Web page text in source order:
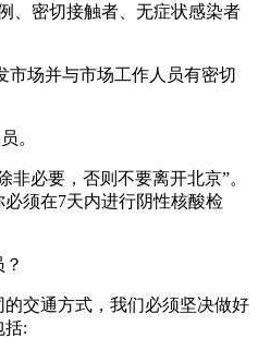
、密切接触者、无症状感染者
市场并与市场工作人员有密切
。
非必要，否则不要离开北京”。
须在7天内进行阴性核酸检
交通方式，我们必须坚决做好
括: